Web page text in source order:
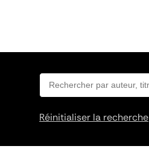
Réinitialiser la recherche